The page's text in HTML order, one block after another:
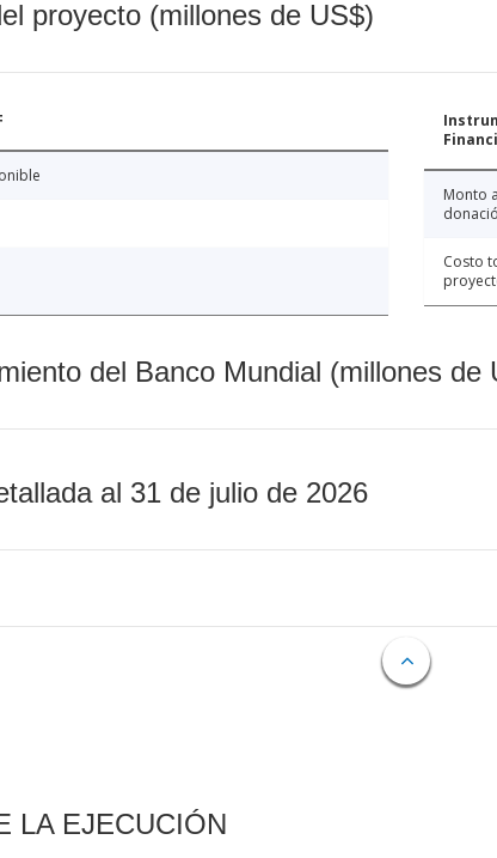
proyecto (millones de US$)
Monto
Costo
del Banco Mundial (millones de
al 31 de julio de 2026
LA EJECUCIÓN